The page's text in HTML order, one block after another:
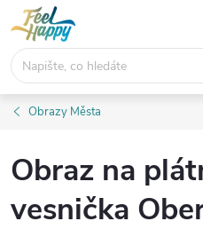
Přejít
na
obsah
Obrazy Města
Obraz na
vesnička